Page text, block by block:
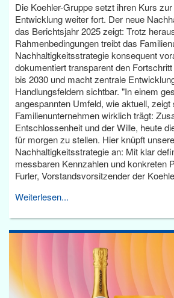
Die Koehler-Gruppe setzt ihren Kurs
Entwicklung weiter fort. Der neue
das Berichtsjahr 2025 zeigt: Trotz
Rahmenbedingungen treibt das
Nachhaltigkeitsstrategie konsequent
dokumentiert transparent den
bis 2030 und macht zentrale
Handlungsfeldern sichtbar. "In einem
angespannten Umfeld, wie aktuell,
Familienunternehmen wirklich trägt:
Entschlossenheit und der Wille, heute
für morgen zu stellen. Hier knüpft unsere
Nachhaltigkeitsstrategie an: Mit klar
messbaren Kennzahlen und konkreten
Furler, Vorstandsvorsitzender der
Weiterlesen...